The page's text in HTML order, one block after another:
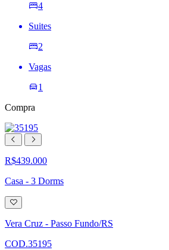
4
Suites
2
Vagas
1
Compra
R$439.000
Casa - 3 Dorms
Adicionar
à
lista
de
Vera Cruz - Passo Fundo/RS
COD.35195